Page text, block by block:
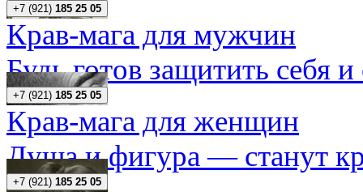
+7 (921) 185 25 05
Крав-мага для мужчин
Будь готов защитить себя
+7 (921) 185 25 05
Крав-мага для женщин
Душа и фигура — станут
+7 (921) 185 25 05